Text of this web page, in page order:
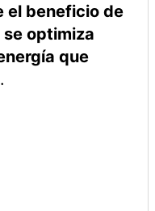
el beneficio de
optimiza
que
.